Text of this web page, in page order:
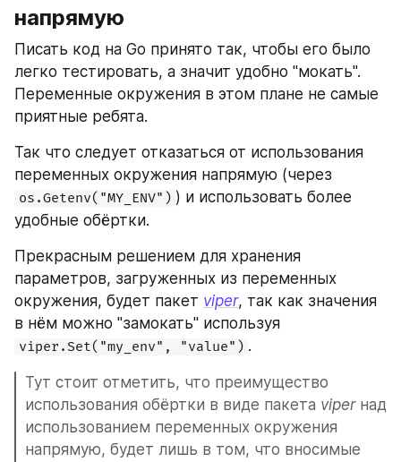
напрямую
Писать код на Go принято так, чтобы его было
легко тестировать, а значит удобно "мокать".
Переменные окружения в этом плане не самые
приятные ребята.
Так что следует отказаться от использования
os.Getenv("MY_ENV") ) и использовать более
удобные обёртки.
Прекрасным решением для хранения
параметров, загруженных из переменных
окружения, будет пакет viper, так как значения
viper.Set("my_env", "value") .
Тут стоит отметить, что преимущество
использования обёртки в виде пакета viper над
использованием переменных окружения
напрямую, будет лишь в том, что вносимые